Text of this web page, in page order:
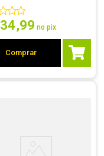
34,99 no pix
Comprar